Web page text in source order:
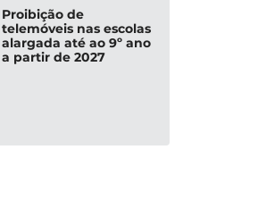
Proibição de
telemóveis nas escolas
alargada até ao 9º ano
a partir de 2027